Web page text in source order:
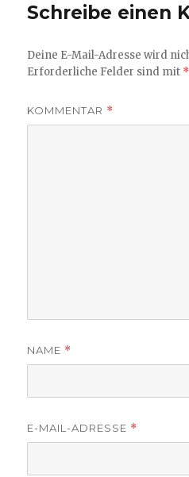
Schreibe einen
Deine E-Mail-Adresse wird
Erforderliche Felder sind mit *
KOMMENTAR *
NAME *
E-MAIL-ADRESSE *